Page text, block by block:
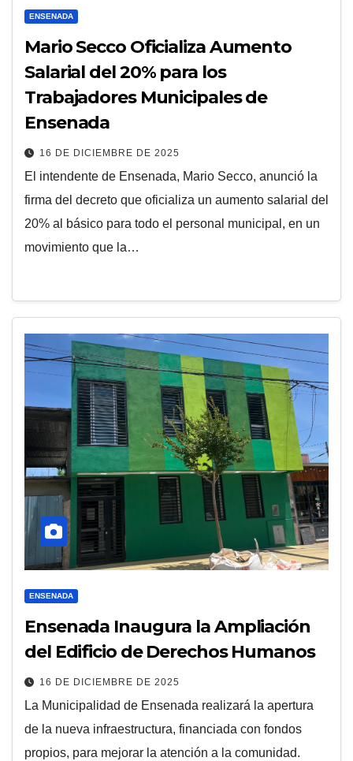
ENSENADA
Mario Secco Oficializa Aumento
Salarial del 20% para los
Trabajadores Municipales de
Ensenada
16 DE DICIEMBRE DE 2025
El intendente de Ensenada, Mario Secco, anunció la
firma del decreto que oficializa un aumento salarial del
20% al básico para todo el personal municipal, en un
movimiento que la…
ENSENADA
Ensenada Inaugura la Ampliación
del Edificio de Derechos Humanos
16 DE DICIEMBRE DE 2025
La Municipalidad de Ensenada realizará la apertura
de la nueva infraestructura, financiada con fondos
propios, para mejorar la atención a la comunidad.